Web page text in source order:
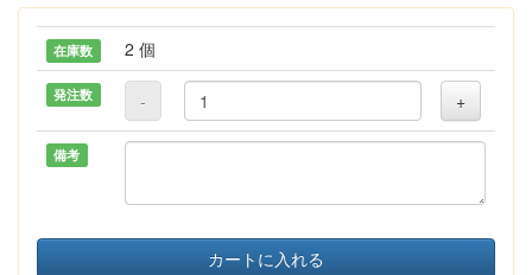
在庫数 2 個
発注数 - +
備考
カートに入れる